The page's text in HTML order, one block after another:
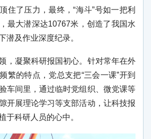
住了压力，最终，“海斗”号如一把利
最大潜深达10767米，创造了我国水
潜及作业深度纪录。
，凝聚科研报国初心。针对常年在外
繁的特点，党总支把“三会一课”开到
车间里，通过临时党组织、微党课等
开展理论学习等支部活动，让科技报
于科研人员的心中。